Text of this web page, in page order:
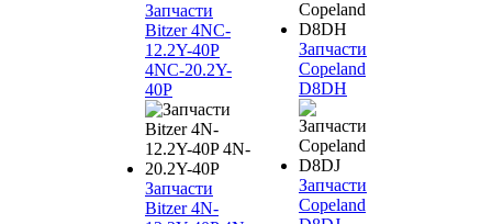
Запчасти
Bitzer 4NC-
12.2Y-40P
4NC-20.2Y-
40P
Запчасти
Bitzer 4N-
Запчасти
Copeland
D8DH
Запчасти
Copeland